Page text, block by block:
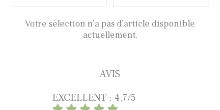
Votre sélection n’a pas d’article disponible
actuellement.
AVIS
EXCELLENT : 4,7/5